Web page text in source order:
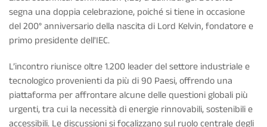
segna una doppia celebrazione, poiché si tiene in occasione
del 200° anniversario della nascita di Lord Kelvin, fondatore e
primo presidente dell'IEC.
L’incontro riunisce oltre 1.200 leader del settore industriale e
tecnologico provenienti da più di 90 Paesi, offrendo una
piattaforma per affrontare alcune delle questioni globali più
urgenti, tra cui la necessità di energie rinnovabili, sostenibili e
accessibili. Le discussioni si focalizzano sul ruolo centrale degli